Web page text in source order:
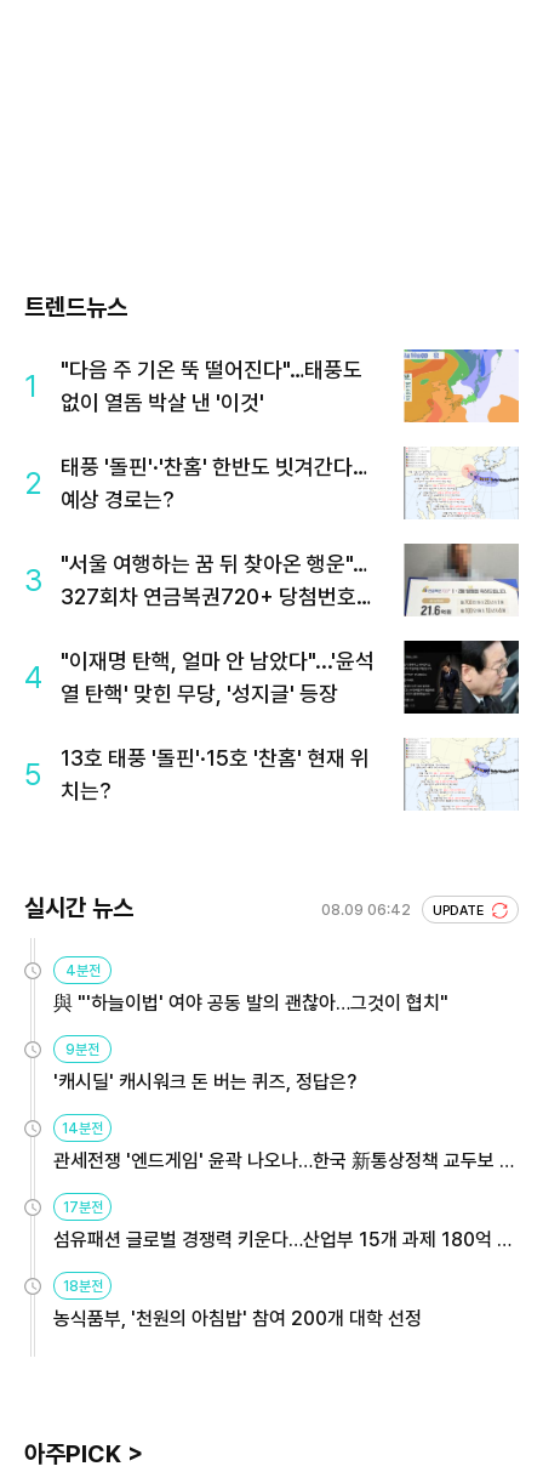
트렌드뉴스
1
"다음 주 기온 뚝 떨어진다"…태풍도
없이 열돔 박살 낸 '이것'
2
태풍 '돌핀'·'찬홈' 한반도 빗겨간다…
예상 경로는?
3
"서울 여행하는 꿈 뒤 찾아온 행운"…
327회차 연금복권720+ 당첨번호조
4
"이재명 탄핵, 얼마 안 남았다"...'윤석
열 탄핵' 맞힌 무당, '성지글' 등장
5
13호 태풍 '돌핀'·15호 '찬홈' 현재 위
치는?
실시간 뉴스 08.09 06:42 UPDATE
4분전
與 "'하늘이법' 여야 공동 발의 괜찮아…그것이 협치"
9분전
'캐시딜' 캐시워크 돈 버는 퀴즈, 정답은?
14분전
관세전쟁 '엔드게임' 윤곽 나오나…한국 新통상정책 교두보 활
용해야
17분전
섬유패션 글로벌 경쟁력 키운다…산업부 15개 과제 180억 지
원
18분전
농식품부, '천원의 아침밥' 참여 200개 대학 선정
아주PICK >